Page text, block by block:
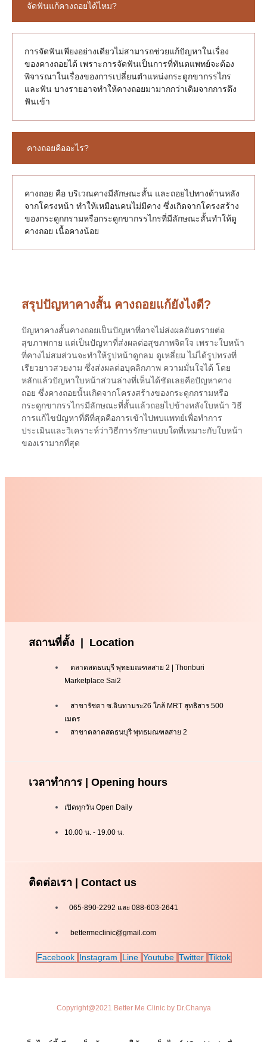
จัดฟันแก้คางถอยได้ไหม?
การจัดฟันเพียงอย่างเดียวไม่สามารถช่วยแก้ปัญหาในเรื่อง
ของคางถอยได้ เพราะการจัดฟันเป็นการที่ทันตแพทย์จะต้อง
พิจารณาในเรื่องของการเปลี่ยนตำแหน่งกระดูกขากรรไกร
และฟัน บางรายอาจทำให้คางถอยมามากกว่าเดิมจากการดึง
ฟันเข้า
คางถอยคืออะไร?
คางถอย คือ บริเวณคางมีลักษณะสั้น และถอยไปทางด้านหลัง
จากโครงหน้า ทำให้เหมือนคนไม่มีคาง ซึ่งเกิดจากโครงสร้าง
ของกระดูกกรามหรือกระดูกขากรรไกรที่มีลักษณะสั้นทำให้ดู
คางถอย เนื้อคางน้อย
สรุปปัญหาคางสั้น คางถอยแก้ยังไงดี?
ปัญหาคางสั้นคางถอยเป็นปัญหาที่อาจไม่ส่งผลอันตรายต่อ
สุขภาพกาย แต่เป็นปัญหาที่ส่งผลต่อสุขภาพจิตใจ เพราะใบหน้า
ที่คางไม่สมส่วนจะทำให้รูปหน้าดูกลม ดูเหลี่ยม ไม่ได้รูปทรงที่
เรียวยาวสวยงาม ซึ่งส่งผลต่อบุคลิกภาพ ความมั่นใจได้ โดย
หลักแล้วปัญหาใบหน้าส่วนล่างที่เห็นได้ชัดเลยคือปัญหาคาง
ถอย ซึ่งคางถอยนั้นเกิดจากโครงสร้างของกระดูกกรามหรือ
กระดูกขากรรไกรมีลักษณะที่สั้นแล้วถอยไปข้างหลังใบหน้า วิธี
การแก้ไขปัญหาที่ดีที่สุดคือการเข้าไปพบแพทย์เพื่อทำการ
ประเมินและวิเคราะห์ว่าวิธีการรักษาแบบใดที่เหมาะกับใบหน้า
ของเรามากที่สุด
สถานที่ตั้ง | Location
ตลาดสดธนบุรี พุทธมณฑลสาย 2 | Thonburi
Marketplace Sai2
สาขารัชดา ซ.อินทามระ26 ใกล้ MRT สุทธิสาร 500
เมตร
สาขาตลาดสดธนบุรี พุทธมณฑลสาย 2
เวลาทำการ | Opening hours
เปิดทุกวัน Open Daily
10.00 น. - 19.00 น.
ติดต่อเรา | Contact us
065-890-2292 และ 088-603-2641
bettermeclinic@gmail.com
Facebook Instagram Line Youtube Twitter Tiktok
Copyright@2021 Better Me Clinic by Dr.Chanya